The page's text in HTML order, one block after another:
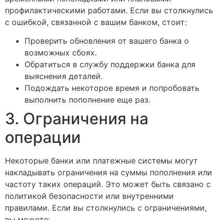
профилактическими работами. Если вы столкнулись
с ошибкой, связанной с вашим банком, стоит:
Проверить обновления от вашего банка о
возможных сбоях.
Обратиться в службу поддержки банка для
выяснения деталей.
Подождать некоторое время и попробовать
выполнить пополнение еще раз.
3. Ограничения на
операции
Некоторые банки или платежные системы могут
накладывать ограничения на суммы пополнения или
частоту таких операций. Это может быть связано с
политикой безопасности или внутренними
правилами. Если вы столкнулись с ограничениями,